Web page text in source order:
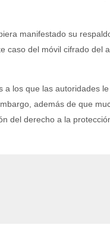
manifestado su
caso del móvil cifrado del
a los que las autoridades
además de que
del derecho a la